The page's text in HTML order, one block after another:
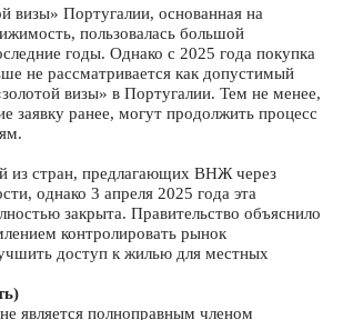
визы» Португалии, основанная на
пользовалась большой
годы. Однако с 2025 года покупка
не рассматривается как допустимый
визы» в Португалии. Тем не менее,
заявку ранее, могут продолжить процесс
из стран, предлагающих ВНЖ через
однако 3 апреля 2025 года эта
закрыта. Правительство объяснило
контролировать рынок
доступ к жилью для местных
является полноправным членом